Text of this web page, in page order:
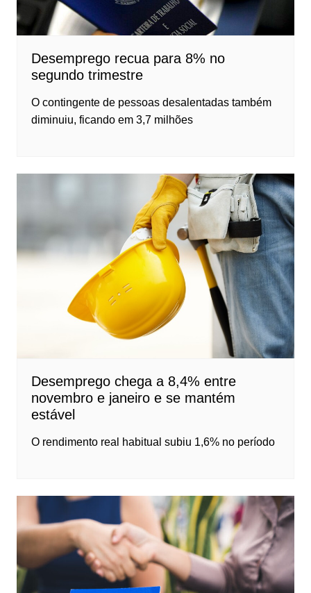
Desemprego recua para 8% no
segundo trimestre
O contingente de pessoas desalentadas também
diminuiu, ficando em 3,7 milhões
Desemprego chega a 8,4% entre
novembro e janeiro e se mantém
estável
O rendimento real habitual subiu 1,6% no período